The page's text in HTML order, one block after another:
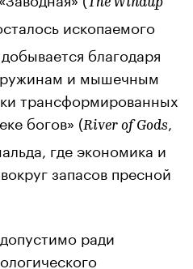
ископаемого
благодаря
и мышечным
трансформированных
богов» (River of Gods
где экономика и
запасов пресной
ради